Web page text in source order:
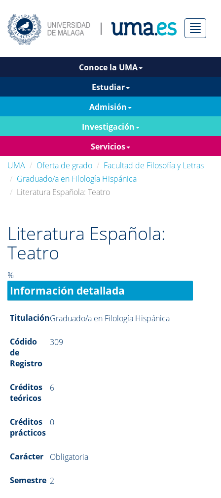
Menú
Conoce la UMA
Estudiar
Admisión
Investigación
Servicios
UMA
Oferta de grado
Facultad de Filosofía y Letras
Graduado/a en Filología Hispánica
Literatura Española: Teatro
Literatura Española:
Teatro
%
Información detallada
TitulaciónGraduado/a en Filología Hispánica
Códido
de
Registro
309
Créditos
teóricos
6
Créditos
prácticos
0
Carácter Obligatoria
Semestre 2